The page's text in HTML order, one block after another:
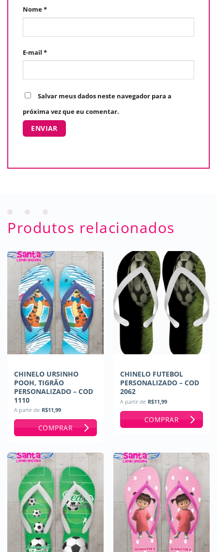
Nome*
E-mail *
Salvar meus dados neste navegador para a
próxima vez que eu comentar.
Produtos relacionados
CHINELO URSINHO
POOH, TIGRÃO
PERSONALIZADO – COD
1110
A partir de R$11,99
COMPRAR
CHINELO FUTEBOL
PERSONALIZADO – COD
2062
A partir de R$11,99
COMPRAR